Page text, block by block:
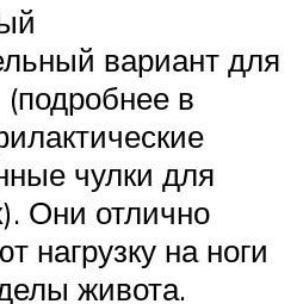
вариант для
в
чулки для
Они отлично
нагрузку на ноги
живота.